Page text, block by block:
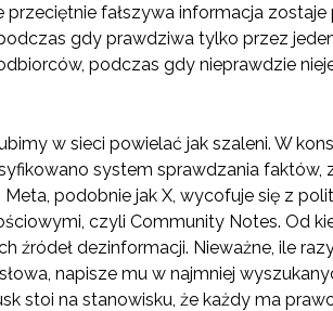
fałszywa informacja
gdy prawdziwa tylko przez
podczas gdy nieprawdzie
w sieci powielać jak szaleni. W
system sprawdzania faktów,
podobnie jak X, wycofuje się z
czyli Community Notes. Od
źródeł dezinformacji. Nieważne, ile
napisze mu w najmniej
stoi na stanowisku, że każdy ma